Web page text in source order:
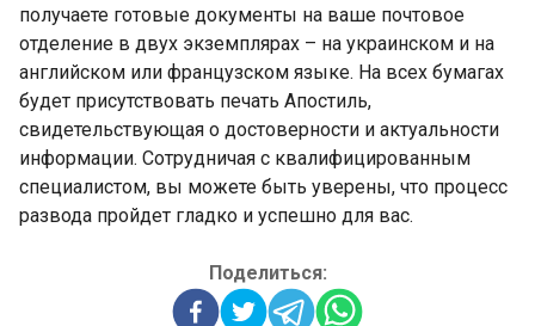
получаете готовые документы на ваше почтовое
отделение в двух экземплярах – на украинском и на
английском или французском языке. На всех бумагах
будет присутствовать печать Апостиль,
свидетельствующая о достоверности и актуальности
информации. Сотрудничая с квалифицированным
специалистом, вы можете быть уверены, что процесс
развода пройдет гладко и успешно для вас.
Поделиться: